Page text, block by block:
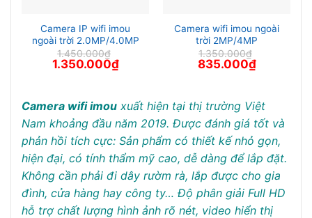
Camera IP wifi imou
ngoài trời 2.0MP/4.0MP
1.450.000₫
Giá
gốc
1.350.000₫Giá
hiện
1.350.000₫.
Camera wifi imou ngoài
trời 2MP/4MP
1.350.000₫
Giá
gốc
835.000₫Giá
hiện
835.000₫.
Camera wifi imou xuất hiện tại thị trường Việt
Nam khoảng đầu năm 2019. Được đánh giá tốt và
phản hồi tích cực: Sản phẩm có thiết kế nhỏ gọn,
hiện đại, có tính thẩm mỹ cao, dễ dàng để lắp đặt.
Không cần phải đi dây rườm rà, lắp được cho gia
đình, cửa hàng hay công ty… Độ phân giải Full HD
hỗ trợ chất lượng hình ảnh rõ nét, video hiển thị